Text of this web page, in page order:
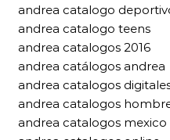
andrea catalogo
andrea catalogo teens
andrea catalogos 2016
andrea catálogos andrea
andrea catalogos
andrea catalogos
andrea catalogos mexico